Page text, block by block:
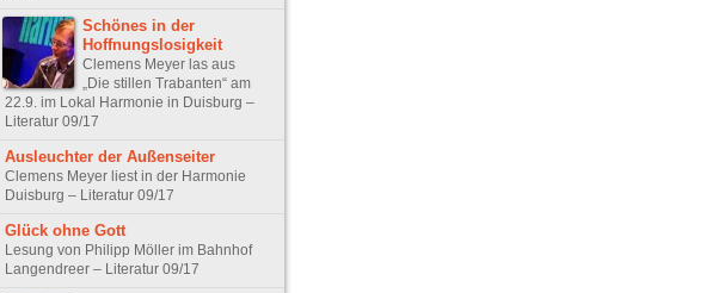
Schönes in der
Hoffnungslosigkeit
Clemens Meyer las aus
„Die stillen Trabanten“ am
22.9. im Lokal Harmonie in Duisburg –
Literatur 09/17
Ausleuchter der Außenseiter
Clemens Meyer liest in der Harmonie
Duisburg – Literatur 09/17
Glück ohne Gott
Lesung von Philipp Möller im Bahnhof
Langendreer – Literatur 09/17